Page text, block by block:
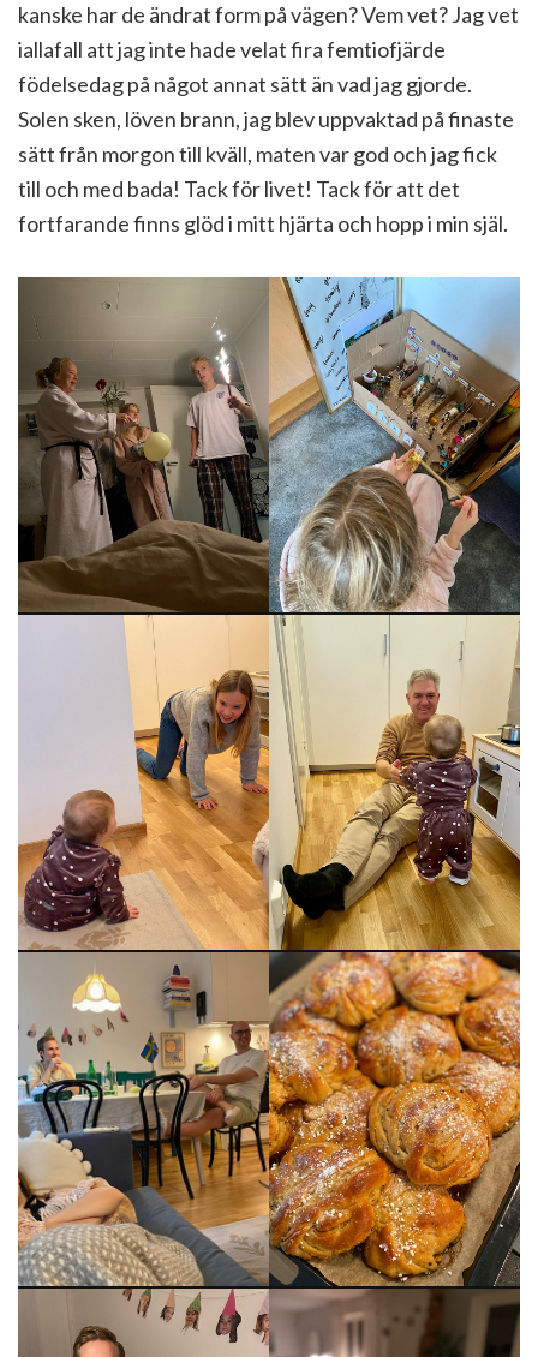
kanske har de ändrat form på vägen? Vem vet? Jag vet
iallafall att jag inte hade velat fira femtiofjärde
födelsedag på något annat sätt än vad jag gjorde.
Solen sken, löven brann, jag blev uppvaktad på finaste
sätt från morgon till kväll, maten var god och jag fick
till och med bada! Tack för livet! Tack för att det
fortfarande finns glöd i mitt hjärta och hopp i min själ.